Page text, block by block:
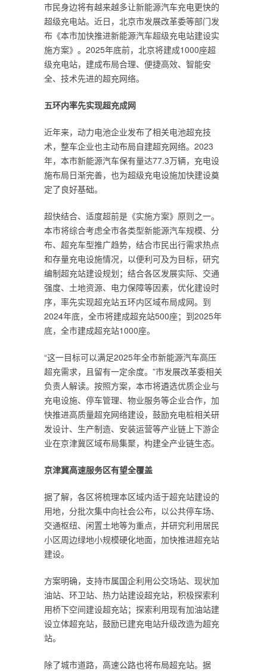
市民身边将有越来越多让新能源汽车充电更快的
超级充电站。近日，北京市发展改革委等部门发
布《本市加快推进新能源汽车超级充电站建设实
施方案》。2025年底前，北京将建成1000座超
级充电站，建成布局合理、便捷高效、智能安
全、技术先进的超充网络。
五环内率先实现超充成网
近年来，动力电池企业发布了相关电池超充技
术，整车企业也主动布局自建超充网络。2023
年，本市新能源汽车保有量达77.3万辆，充电设
施布局日渐完善，也为超级充电设施加快建设奠
定了良好基础。
超快结合、适度超前是《实施方案》原则之一。
本市将综合考虑全市各类型新能源汽车规模、分
布、超充车型推广趋势，结合市民出行需求热点
和存量充电设施情况，以便利可及为目标，研究
编制超充站建设规划；结合各区发展实际、交通
强度、土地资源、电力保障等因素，优化建设时
序，率先实现超充站五环内区域布局成网。到
2024年底，全市将建成超充站500座；到2025年
底，全市建成超充站1000座。
“这一目标可以满足2025年全市新能源汽车高压
超充需求，且留有一定余度。”市发展改革委相关
负责人解读。按照方案，本市将遴选优质企业与
充电设施、停车管理、物业服务等企业合作，加
快推进高质量超充网络建设，鼓励充电桩相关研
发设计、生产制造、安装运营等产业链上下游企
业在京津冀区域布局集聚，构建全产业链生态。
京津冀高速服务区有望全覆盖
据了解，各区将梳理本区域内适于超充站建设的
用地，分批次集中向社会公布，以公共停车场、
交通枢纽、闲置土地等为重点，并研究利用居民
小区周边绿地小规模硬化地面，加快推进超充站
建设。
方案明确，支持市属国企利用公交场站、现状加
油站、环卫站、热力站建设超充站，积极探索利
用桥下空间建设超充站；探索利用现有加油站建
设立体超充站，鼓励已建充电站升级改造为超充
站。
除了城市道路，高速公路也将布局超充站。据